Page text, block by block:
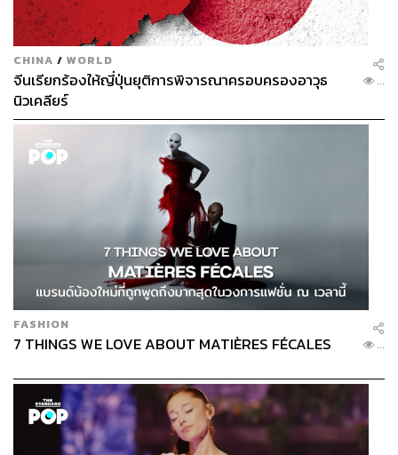
CHINA / WORLD
จีนเรียกร้องให้ญี่ปุ่นยุติการพิจารณาครอบครองอาวุธ
นิวเคลียร์
...
FASHION
7 THINGS WE LOVE ABOUT MATIÈRES FÉCALES ...